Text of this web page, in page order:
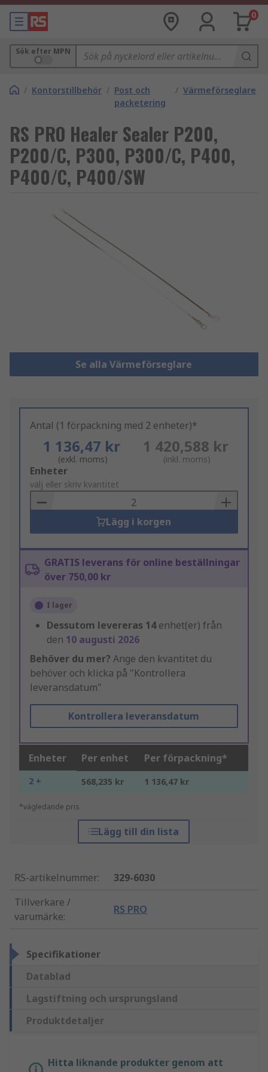
0
Sök efter MPN
/ Kontorstillbehör / Post och
packetering
/ Värmeförseglare
RS PRO Healer Sealer P200,
P200/C, P300, P300/C, P400,
P400/C, P400/SW
Se alla Värmeförseglare
Antal (1 förpackning med 2 enheter)*
1 136,47 kr
(exkl. moms)
1 420,588 kr
(inkl. moms)
Add
to
Basket
Enheter
välj eller skriv kvantitet
Lägg i korgen
GRATIS leverans för online beställningar
över 750,00 kr
I lager
Dessutom levereras 14enhet(er) från
den 10 augusti 2026
Behöver du mer? Ange den kvantitet du
behöver och klicka på "Kontrollera
leveransdatum"
Kontrollera leveransdatum
Enheter Per enhet Per förpackning*
2 + 568,235 kr 1 136,47 kr
*vägledande pris
Lägg till din lista
RS-artikelnummer:
329-6030
Tillverkare /
varumärke:
RS PRO
Specifikationer
Datablad
Lagstiftning och ursprungsland
Produktdetaljer
Hitta liknande produkter genom att